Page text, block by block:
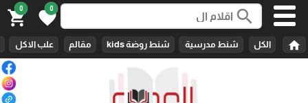
search
0
favorite
0
shopping_cart
home الكل شنط مدرسية شنط روضة kids مقالم علب الاكل